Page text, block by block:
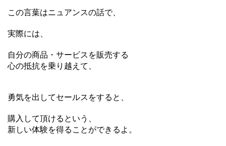
この言葉はニュアンスの話で、
実際には、
自分の商品・サービスを販売する
心の抵抗を乗り越えて、
勇気を出してセールスをすると、
購入して頂けるという、
新しい体験を得ることができるよ。